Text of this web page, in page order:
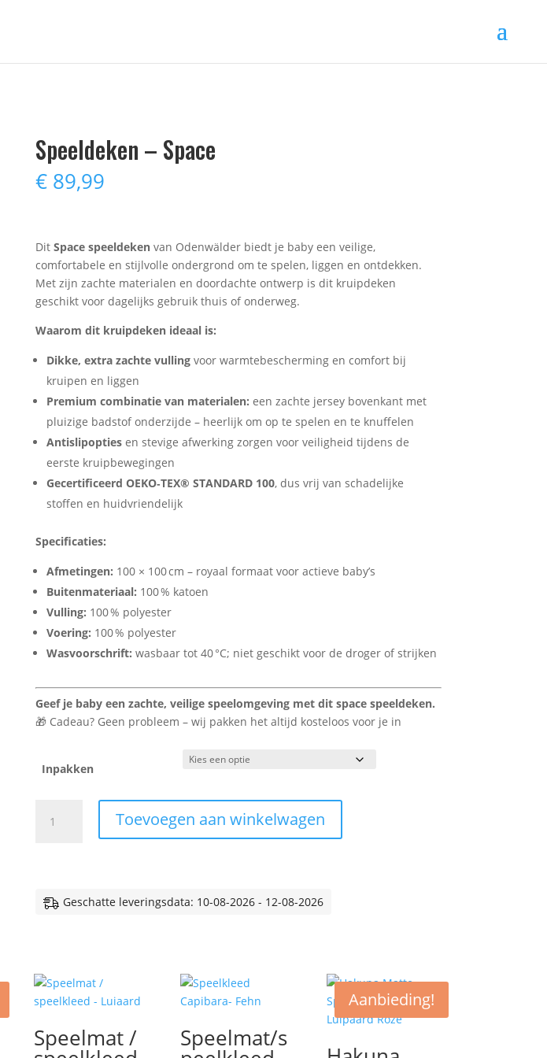
Speeldeken – Space
€89,99
Dit Space speeldekenvan Odenwälder biedt je baby een veilige,
comfortabele en stijlvolle ondergrond om te spelen, liggen en ontdekken.
Met zijn zachte materialen en doordachte ontwerp is dit kruipdeken
geschikt voor dagelijks gebruik thuis of onderweg.
Waarom dit kruipdeken ideaal is:
Dikke, extra zachte vullingvoor warmtebescherming en comfort bij
kruipen en liggen
Premium combinatie van materialen: een zachte jersey bovenkant met
pluizige badstof onderzijde – heerlijk om op te spelen en te knuffelen
Antislipoptiesen stevige afwerking zorgen voor veiligheid tijdens de
eerste kruipbewegingen
Gecertificeerd OEKO‑TEX® STANDARD 100, dus vrij van schadelijke
stoffen en huidvriendelijk
Specificaties:
Afmetingen: 100 × 100 cm – royaal formaat voor actieve baby’s
Buitenmateriaal: 100 % katoen
Vulling: 100 % polyester
Voering: 100 % polyester
Wasvoorschrift: wasbaar tot 40 °C; niet geschikt voor de droger of strijken
Geef je baby een zachte, veilige speelomgeving met dit space speeldeken.
🎁 Cadeau? Geen probleem – wij pakken het altijd kosteloos voor je in
Inpakken
Toevoegen aan winkelwagen
Geschatte leveringsdata: 10-08-2026 - 12-08-2026
Speelmat / Speelmat/s
Aanbieding!